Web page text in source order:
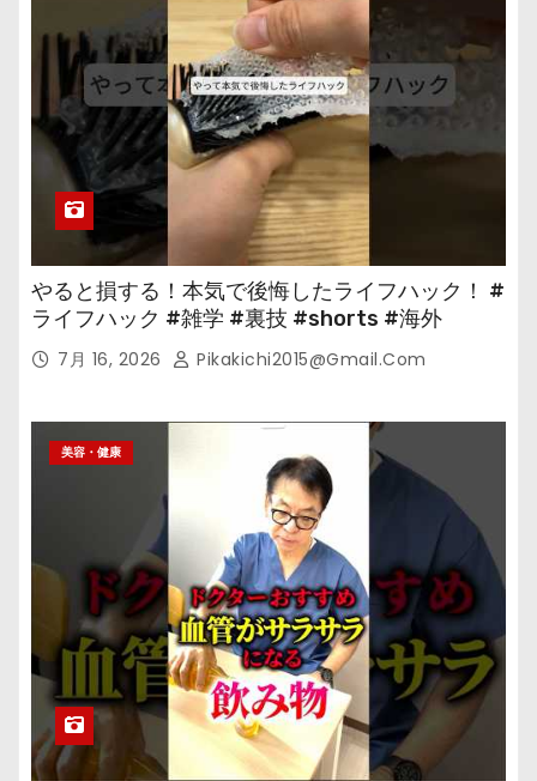
やると損する！本気で後悔したライフハック！ #
ライフハック #雑学 #裏技 #shorts #海外
7月 16, 2026 Pikakichi2015@gmail.com
美容・健康